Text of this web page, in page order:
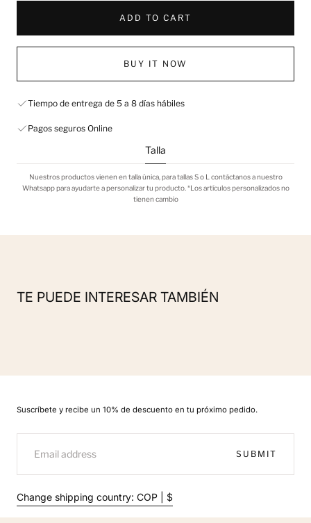
ADD TO CART
BUY IT NOW
Tiempo de entrega de 5 a 8 días hábiles
Pagos seguros Online
Talla
Nuestros productos vienen en talla única, para tallas S o L contáctanos a nuestro
Whatsapp para ayudarte a personalizar tu producto. *Los artículos personalizados no
tienen cambio
TE PUEDE INTERESAR TAMBIÉN
Suscríbete y recibe un 10% de descuento en tu próximo pedido.
EMAIL
SUBMIT
Change shipping country: COP | $